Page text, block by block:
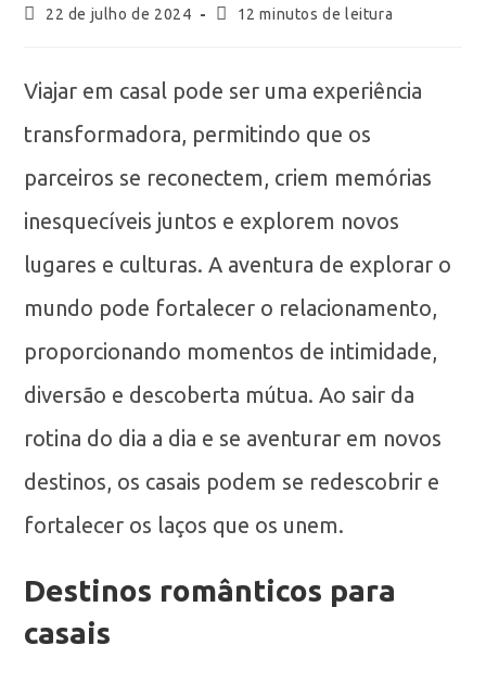
22 de julho de 2024 12 minutos de leitura
Viajar em casal pode ser uma experiência
transformadora, permitindo que os
parceiros se reconectem, criem memórias
inesquecíveis juntos e explorem novos
lugares e culturas. A aventura de explorar o
mundo pode fortalecer o relacionamento,
proporcionando momentos de intimidade,
diversão e descoberta mútua. Ao sair da
rotina do dia a dia e se aventurar em novos
destinos, os casais podem se redescobrir e
fortalecer os laços que os unem.
Destinos românticos para
casais